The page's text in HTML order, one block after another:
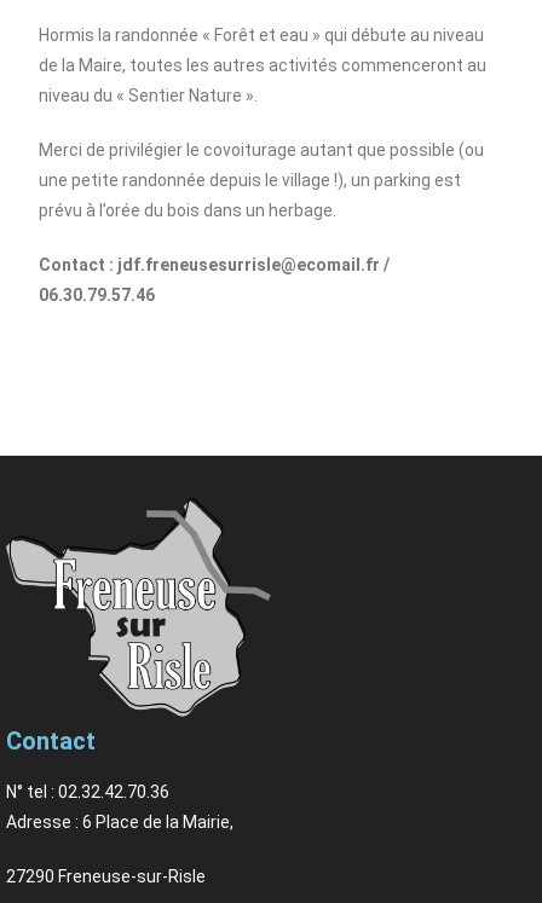
Hormis la randonnée « Forêt et eau » qui débute au niveau
de la Maire, toutes les autres activités commenceront au
niveau du « Sentier Nature ».
Merci de privilégier le covoiturage autant que possible (ou
une petite randonnée depuis le village !), un parking est
prévu à l’orée du bois dans un herbage.
Contact : jdf.freneusesurrisle@ecomail.fr /
06.30.79.57.46
Contact
N° tel : 02.32.42.70.36
Adresse : 6 Place de la Mairie,
27290 Freneuse-sur-Risle